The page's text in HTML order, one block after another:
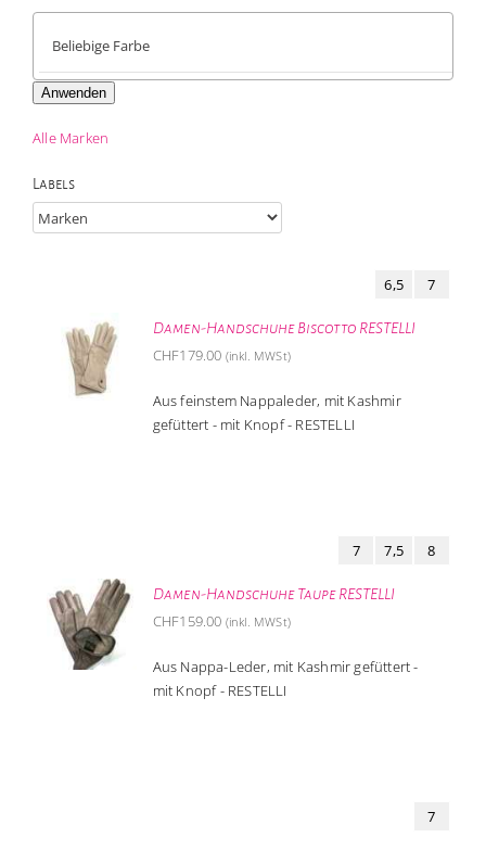
Damen-Handschuhe Biscotto RESTELLI
6,5 7
CHF179.00 (inkl. MWSt)
Aus feinstem Nappaleder, mit Kashmir
gefüttert - mit Knopf - RESTELLI
Damen-Handschuhe Taupe RESTELLI
7 7,5 8
CHF159.00 (inkl. MWSt)
Aus Nappa-Leder, mit Kashmir gefüttert -
mit Knopf - RESTELLI
7
Anwenden
Alle Marken
Labels